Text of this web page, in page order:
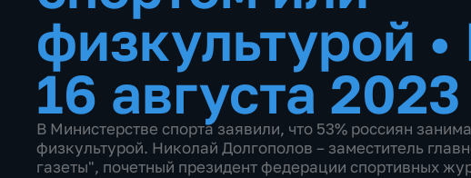
физкультурой •
16 августа
В Министерстве спорта заявили, что 53% россиян
физкультурой. Николай Долгополов – заместитель
газеты", почетный президент федерации спортивных